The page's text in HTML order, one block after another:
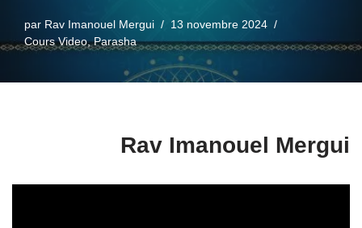
par Rav Imanouel Mergui
13 novembre 2024
Cours Video,Parasha
Rav Imanouel Mergui